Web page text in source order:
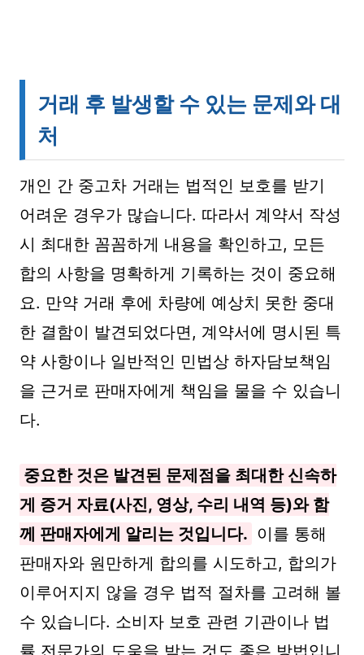
거래 후 발생할 수 있는 문제와 대
처
개인 간 중고차 거래는 법적인 보호를 받기
어려운 경우가 많습니다. 따라서 계약서 작성
시 최대한 꼼꼼하게 내용을 확인하고, 모든
합의 사항을 명확하게 기록하는 것이 중요해
요. 만약 거래 후에 차량에 예상치 못한 중대
한 결함이 발견되었다면, 계약서에 명시된 특
약 사항이나 일반적인 민법상 하자담보책임
을 근거로 판매자에게 책임을 물을 수 있습니
다.
중요한 것은 발견된 문제점을 최대한 신속하
게 증거 자료(사진, 영상, 수리 내역 등)와 함
께 판매자에게 알리는 것입니다. 이를 통해
판매자와 원만하게 합의를 시도하고, 합의가
이루어지지 않을 경우 법적 절차를 고려해 볼
수 있습니다. 소비자 보호 관련 기관이나 법
률 전문가의 도움을 받는 것도 좋은 방법입니